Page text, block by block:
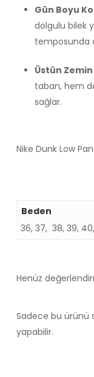
Gün Boyu
dolgulu bilek
temposunda
Üstün
taban, hem
sağlar.
Nike Dunk Low
Beden
36, 37, 38, 39,
Henüz
Sadece bu ürünü
yapabilir.